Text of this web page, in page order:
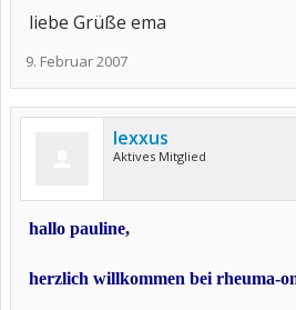
liebe Grüße ema
9. Februar 2007
lexxus
Aktives Mitglied
hallo pauline,
herzlich willkommen bei rheuma-